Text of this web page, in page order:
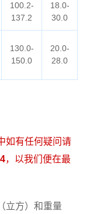
100.2-
137.2
18.0-
30.0
130.0-
150.0
20.0-
28.0
如有任何疑问请
，以我们便在最
立方）和重量